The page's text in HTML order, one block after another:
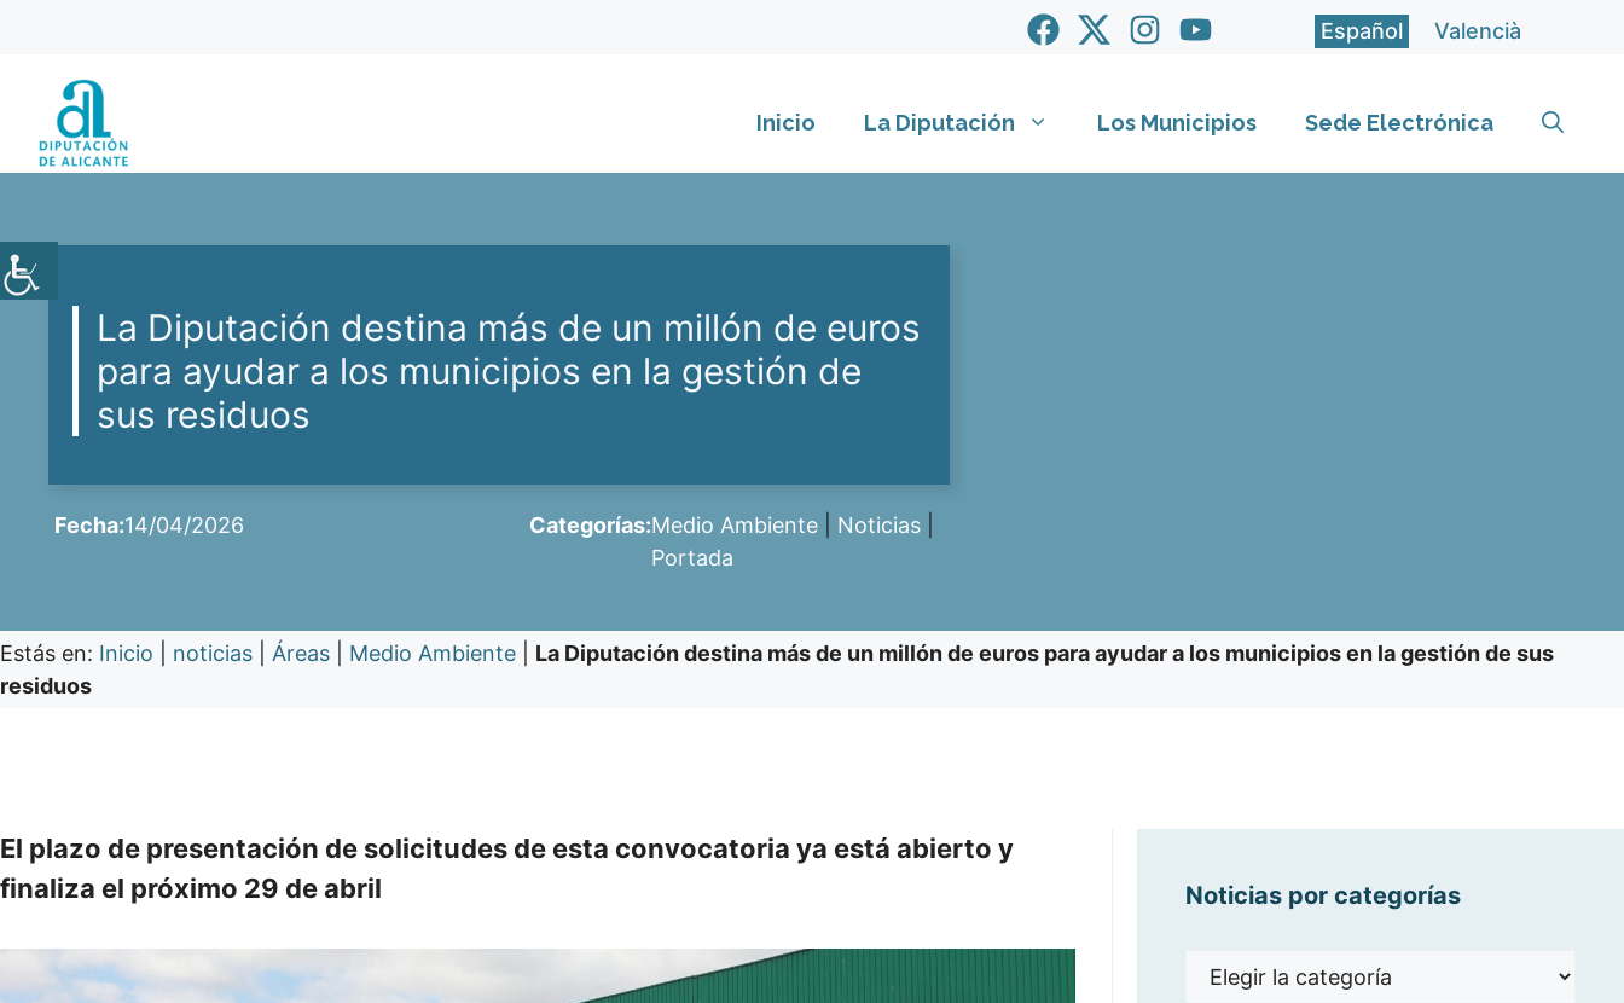
contenido
Español Valencià
Inicio La Diputación Los Municipios Sede Electrónica
La Diputación destina más de un millón de euros
para ayudar a los municipios en la gestión de
sus residuos
Fecha:14/04/2026 Categorías:Medio Ambiente Noticias
Portada
Estás en: Inicio noticias Áreas Medio Ambiente
La Diputación destina más de un millón de euros para ayudar a los municipios en la gestión de sus
residuos
El plazo de presentación de solicitudes de esta convocatoria ya está abierto y
finaliza el próximo 29 de abril
Noticias por categorías
Noticias